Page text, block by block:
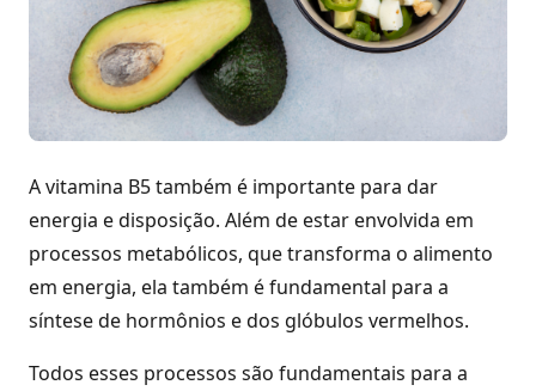
A vitamina B5 também é importante para dar
energia e disposição. Além de estar envolvida em
processos metabólicos, que transforma o alimento
em energia, ela também é fundamental para a
síntese de hormônios e dos glóbulos vermelhos.
Todos esses processos são fundamentais para a